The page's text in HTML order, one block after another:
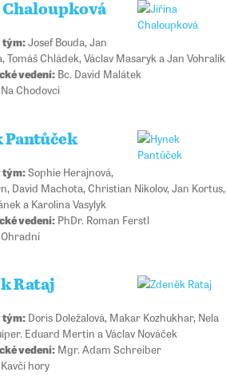
Josef Bouda, Jan
Tomáš Chládek, Václav Masaryk a Jan Vohralík
vedení:Bc. David Malátek
Chodovci
Pantůček
Sophie Herajnová,
David Machota, Christian Nikolov, Jan Kortus,
a Karolina Vasylyk
vedení:PhDr. Roman Ferstl
Rataj
Doris Doležalová, Makar Kozhukhar, Nela
Eduard Mertin a Václav Nováček
vedení:Mgr. Adam Schreiber
hory